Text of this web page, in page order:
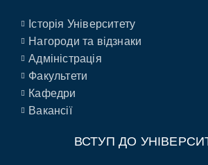
Історія Університету
Нагороди та відзнаки
Адміністрація
Факультети
Кафедри
Вакансії
ВСТУП ДО